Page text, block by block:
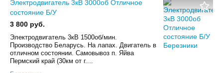
Электродвигатель 3кВ 3000об Отличное
состояние Б/У
3 800 руб.
Электродвигатель 3кВ 1500об/мин.
Производство Беларусь. На лапах. Двигатель в
отличном состоянии. Самовывоз п. Яйва
Пермский край (30км от г....